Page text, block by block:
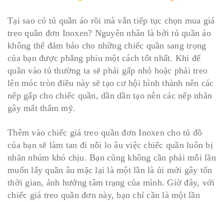
Tại sao có tủ quần áo rồi mà vẫn tiếp tục chọn mua giá
treo quần đơn Inoxen? Nguyên nhân là bởi tủ quần áo
không thể đảm bảo cho những chiếc quần sang trọng
của bạn được phẳng phiu một cách tốt nhất. Khi để
quần vào tủ thường ta sẽ phải gấp nhỏ hoặc phải treo
lên móc tròn điều này sẽ tạo cơ hội hình thành nên các
nếp gấp cho chiếc quần, dần dần tạo nên các nếp nhăn
gây mất thẩm mỹ.
Thêm vào chiếc giá treo quần đơn Inoxen cho tủ đồ
của bạn sẽ làm tan đi nỗi lo âu việc chiếc quần luôn bị
nhăn nhúm khó chịu. Bạn cũng không cần phải mỗi lần
muốn lấy quần âu mặc lại là một lần là ủi mới gây tốn
thời gian, ảnh hưởng tâm trạng của mình. Giờ đây, với
chiếc giá treo quần đơn này, bạn chỉ cần là một lần